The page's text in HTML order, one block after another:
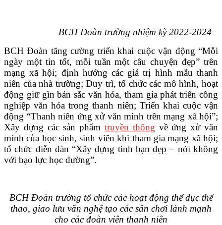
BCH Đoàn trường nhiệm kỳ 2022-2024
BCH Đoàn tăng cường triển khai cuộc vận động “Mỗi
ngày một tin tốt, mỗi tuần một câu chuyện đẹp” trên
mạng xã hội; định hướng các giá trị hình mẫu thanh
niên của nhà trường; Duy trì, tổ chức các mô hình, hoạt
động giữ gìn bản sắc văn hóa, tham gia phát triển công
nghiệp văn hóa trong thanh niên; Triển khai cuộc vận
động “Thanh niên ứng xử văn minh trên mạng xã hội”;
Xây dựng các sản phẩm truyền thông về ứng xử văn
minh của học sinh, sinh viên khi tham gia mạng xã hội;
tổ chức diễn đàn “Xây dựng tình bạn đẹp – nói không
với bạo lực học đường”.
BCH Đoàn trường tổ chức các hoạt động thể dục thể
thao, giao lưu văn nghệ tạo các sân chơi lành mạnh
cho các đoàn viên thanh niên